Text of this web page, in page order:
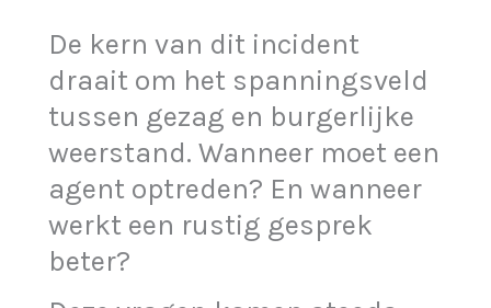
De kern van dit incident
draait om het spanningsveld
tussen gezag en burgerlijke
weerstand. Wanneer moet een
agent optreden? En wanneer
werkt een rustig gesprek
beter?